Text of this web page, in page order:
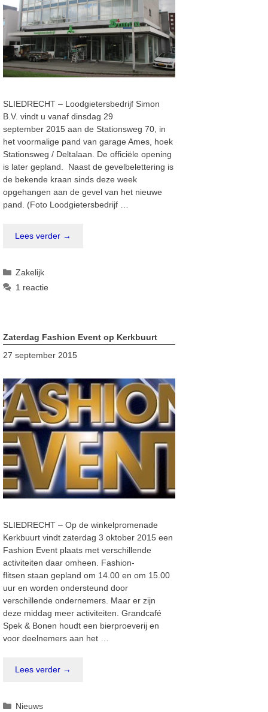
SLIEDRECHT – Loodgietersbedrijf Simon
B.V. vindt u vanaf dinsdag 29
september 2015 aan de Stationsweg 70, in
het voormalige pand van garage Ames, hoek
Stationsweg / Deltalaan. De officiële opening
is later gepland. Naast de gevelbelettering is
de bekende kraan sinds deze week
opgehangen aan de gevel van het nieuwe
pand. (Foto Loodgietersbedrijf …
Lees verder →
Categorieën
Zakelijk
1 reactie
Zaterdag Fashion Event op Kerkbuurt
27 september 2015
SLIEDRECHT – Op de winkelpromenade
Kerkbuurt vindt zaterdag 3 oktober 2015 een
Fashion Event plaats met verschillende
activiteiten daar omheen. Fashion-
flitsen staan gepland om 14.00 en om 15.00
uur en worden ondersteund door
verschillende ondernemers. Maar er zijn
deze middag meer activiteiten. Grandcafé
Spek & Bonen houdt een bierproeverij en
voor deelnemers aan het …
Lees verder →
Categorieën
Nieuws